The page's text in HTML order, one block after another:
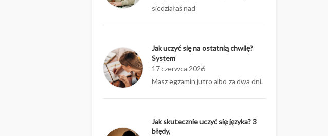
siedziałaś nad
Jak uczyć się na ostatnią chwilę?
System
17 czerwca 2026
Masz egzamin jutro albo za dwa dni.
Jak skutecznie uczyć się języka? 3
błędy,